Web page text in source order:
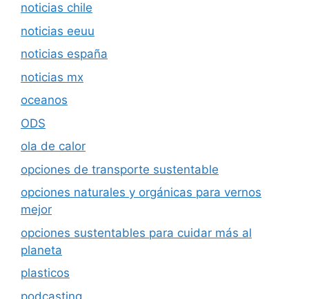
noticias chile
noticias eeuu
noticias españa
noticias mx
oceanos
ODS
ola de calor
opciones de transporte sustentable
opciones naturales y orgánicas para vernos
mejor
opciones sustentables para cuidar más al
planeta
plasticos
podcasting